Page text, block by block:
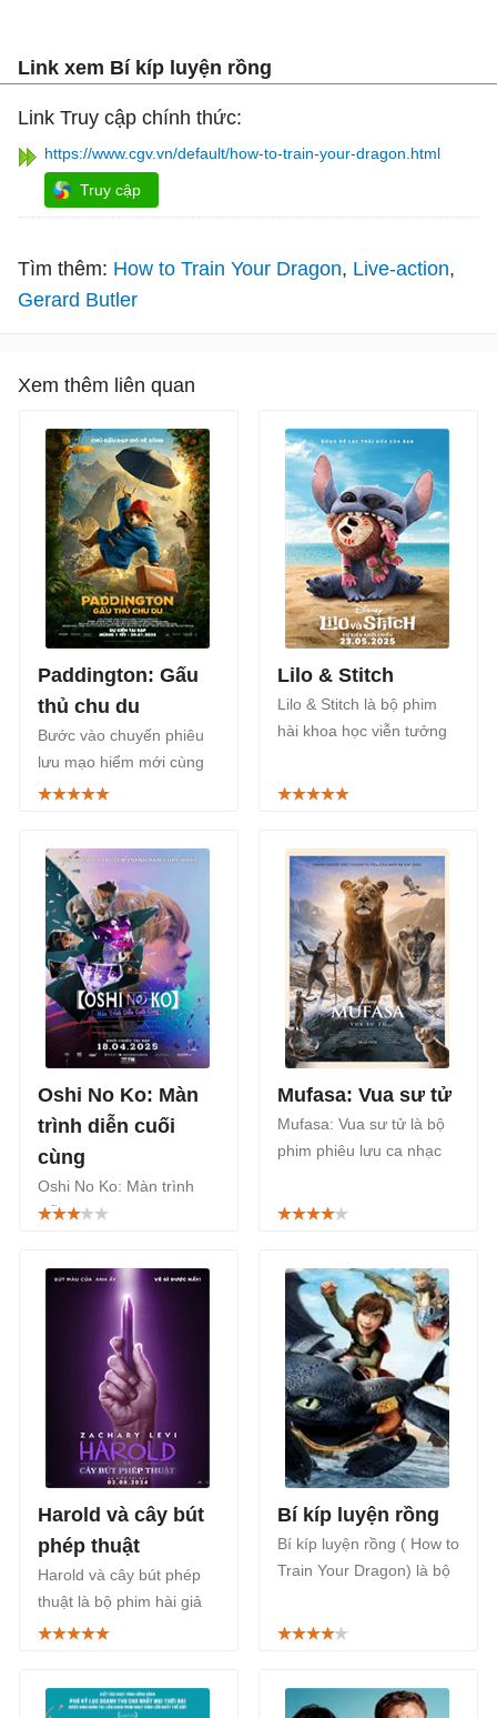
Link xem Bí kíp luyện rồng
Link Truy cập chính thức:
https://www.cgv.vn/default/how-to-train-your-dragon.html
Truy cập
Tìm thêm: How to Train Your Dragon Live-action
Gerard Butler
Xem thêm liên quan
Paddington: Gấu
thủ chu du
Bước vào chuyến phiêu
lưu mạo hiểm mới cùng
chú gấu thích ăn mứt
có sẵn trên kênh Netflix.
Lilo & Stitch
Lilo & Stitch là bộ phim
hài khoa học viễn tưởng
23/5/2025. Đây là phiên
hoạt hình nổi tiếng của
Walt Disney.
Oshi No Ko: Màn
trình diễn cuối
cùng
Oshi No Ko: Màn trình
diễn cuối cùng (Oshi no
bộ phim Nhật Bản chiếu
rạp thuộc thể loại tâm lý,
hồi hộp, đây là hồi kết
của series live-action
Oshi No Ko, được công
chiếu từ ngày
18/04/2025.
Mufasa: Vua sư tử
Mufasa: Vua sư tử là bộ
phim phiêu lưu ca nhạc
2024, do Walt Disney
ngày 18/12/2024.
Harold và cây bút
phép thuật
Harold và cây bút phép
thuật là bộ phim hài giả
tưởng live-action của Mỹ
năm 1955 của Crockett
Bí kíp luyện rồng
Bí kíp luyện rồng ( How to
Train Your Dragon) là bộ
cuộc phiêu lưu của của